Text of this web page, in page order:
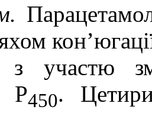
з участю
P450.